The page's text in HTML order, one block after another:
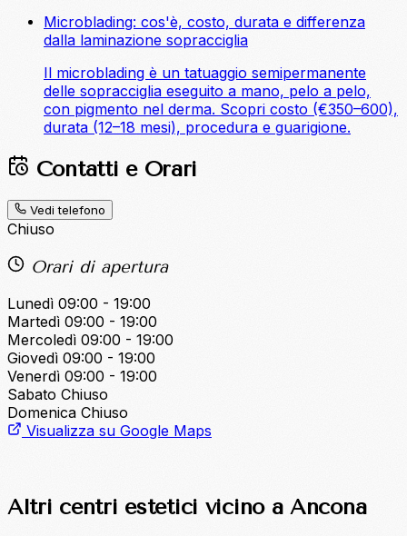
Microblading: cos'è, costo, durata e differenza
dalla laminazione sopracciglia
Il microblading è un tatuaggio semipermanente
delle sopracciglia eseguito a mano, pelo a pelo,
con pigmento nel derma. Scopri costo (€350–600),
durata (12–18 mesi), procedura e guarigione.
Contatti e Orari
Vedi telefono
Chiuso
Orari di apertura
Lunedì 09:00 - 19:00
Martedì 09:00 - 19:00
Mercoledì 09:00 - 19:00
Giovedì 09:00 - 19:00
Venerdì 09:00 - 19:00
Sabato Chiuso
Domenica Chiuso
Visualizza su Google Maps
Altri centri estetici vicino a Ancona